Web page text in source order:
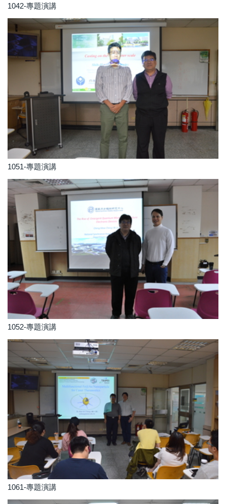
1042-專題演講
1051-專題演講
1052-專題演講
1061-專題演講